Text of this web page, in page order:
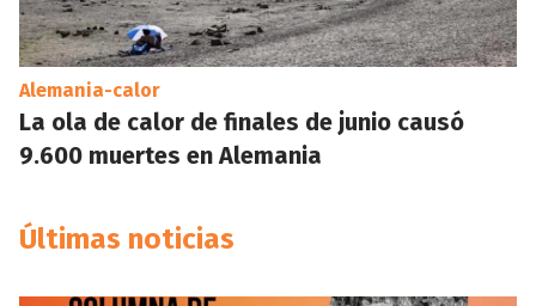
Alemania-calor
La ola de calor de finales de junio causó
9.600 muertes en Alemania
Últimas noticias